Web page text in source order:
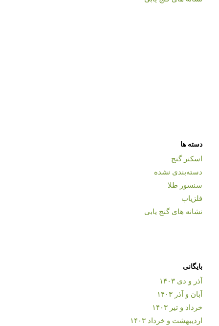
دسته ها
اسکنر گنج
دسته‌بندی نشده
سنسور طلا
فلزیاب
نشانه های گنج یابی
بایگانی
آذر و دی ۱۴۰۳
آبان و آذر ۱۴۰۳
خرداد و تیر ۱۴۰۳
اردیبهشت و خرداد ۱۴۰۳